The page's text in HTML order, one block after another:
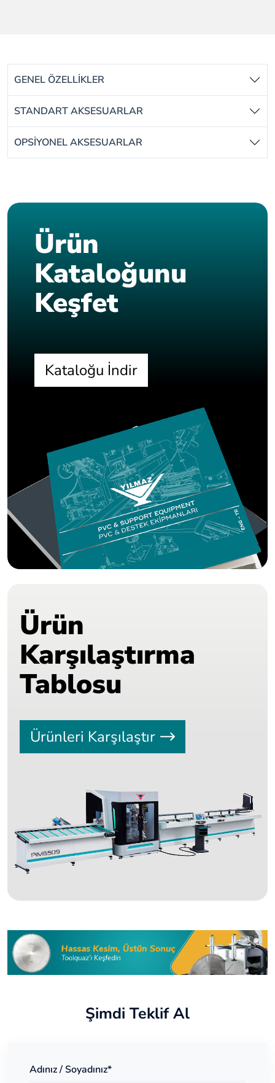
GENEL ÖZELLİKLER
STANDART AKSESUARLAR
OPSİYONEL AKSESUARLAR
Ürün
Kataloğunu
Keşfet
Kataloğu İndir
Ürün
Karşılaştırma
Tablosu
Ürünleri Karşılaştır
Şimdi Teklif Al
Adınız / Soyadınız*